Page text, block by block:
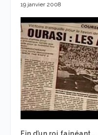
19 janvier 2008
Fin d’un roi fainéant…